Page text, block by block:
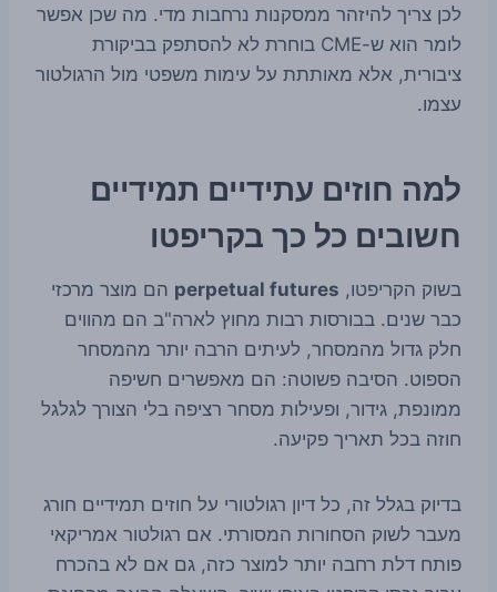
לכן צריך להיזהר ממסקנות נרחבות מדי. מה שכן אפשר
לומר הוא ש-CME בוחרת לא להסתפק בביקורת
ציבורית, אלא מאותתת על עימות משפטי מול הרגולטור
עצמו.
למה חוזים עתידיים תמידיים
חשובים כל כך בקריפטו
בשוק הקריפטו, perpetual futures הם מוצר מרכזי
כבר שנים. בבורסות רבות מחוץ לארה"ב הם מהווים
חלק גדול מהמסחר, לעיתים הרבה יותר מהמסחר
הספוט. הסיבה פשוטה: הם מאפשרים חשיפה
ממונפת, גידור, ופעילות מסחר רציפה בלי הצורך לגלגל
חוזה בכל תאריך פקיעה.
בדיוק בגלל זה, כל דיון רגולטורי על חוזים תמידיים חורג
מעבר לשוק הסחורות המסורתי. אם רגולטור אמריקאי
פותח דלת רחבה יותר למוצר כזה, גם אם לא בהכרח